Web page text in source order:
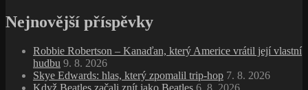
25. 7. 2026
Sarah Vaughan: Šest nočních proměn hlasu, který ohýbal
Poslední z pařížské noci. Zemřel René Urtreger 21. 7. 2026
Archivy